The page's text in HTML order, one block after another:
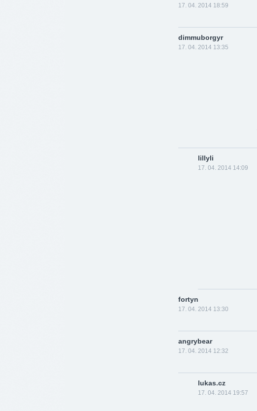
17. 04. 2014 18:59
dimmuborgyr
17. 04. 2014 13:35
lillyli
17. 04. 2014 14:09
fortyn
17. 04. 2014 13:30
angrybear
17. 04. 2014 12:32
lukas.cz
17. 04. 2014 19:57